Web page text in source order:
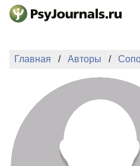
Перейти к основному
ПОДАТЬ
БАЗА
Регистрация
Главная Авторы